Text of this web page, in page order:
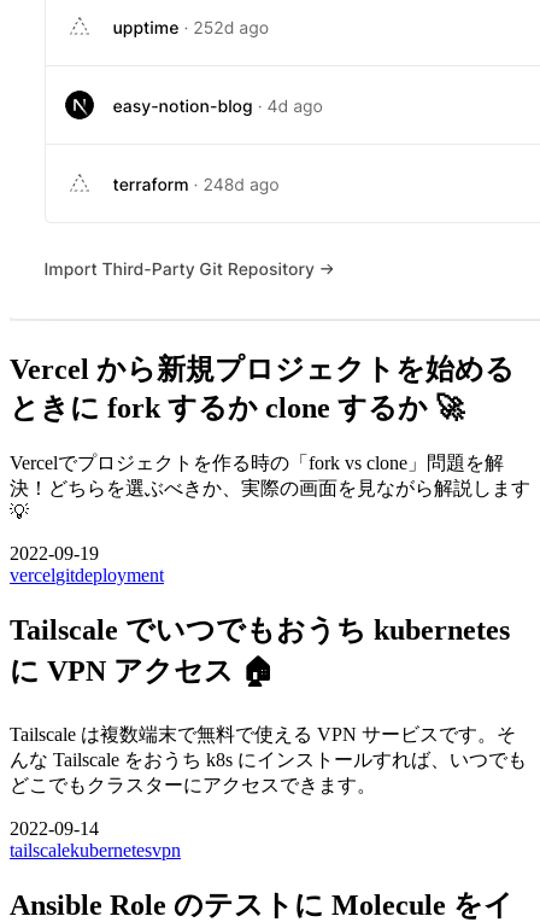
Vercel から新規プロジェクトを始める
ときに fork するか clone するか 🚀
Vercelでプロジェクトを作る時の「fork vs clone」問題を解
決！どちらを選ぶべきか、実際の画面を見ながら解説します
💡
2022-09-19
vercelgitdeployment
Tailscale でいつでもおうち kubernetes
に VPN アクセス 🏠
Tailscale は複数端末で無料で使える VPN サービスです。そ
んな Tailscale をおうち k8s にインストールすれば、いつでも
どこでもクラスターにアクセスできます。
2022-09-14
tailscalekubernetesvpn
Ansible Role のテストに Molecule をイ